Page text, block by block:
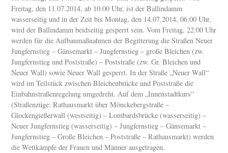
Freitag, den 11.07.2014, ab 10:00 Uhr, ist der Ballindamm
wasserseitig und in der Zeit bis Montag, den 14.07.2014, 06:00 Uhr,
wird der Ballindamm beidseitig gesperrt sein. Vom Freitag, 22:00 Uhr
werden für die Aufbaumaßnahmen der Begitterung die Straßen Neuer
Jungfernstieg – Gänsemarkt – Jungfernstieg – große Bleichen (zw.
Jungfernstieg und Poststraße) – Poststraße (zw. Gr. Bleichen und
Neuer Wall) sowie Neuer Wall gesperrt. In der Straße „Neuer Wall“
wird im Teilstück zwischen Bleichenbrücke und Poststraße die
Einbahnstraßenregelung umgedreht. Auf dem „Innenstadtkurs“
(Straßenzüge: Rathausmarkt über Mönckebergstraße –
Glockengießerwall (westseitig) – Lombardsbrücke (wasserseitig) –
Neuer Jungfernstieg (wasserseitig) – Jungfernstieg – Gänsemarkt –
Jungfernstieg – Große Bleichen – Poststraße – Rathausmarkt) werden
die Wettkämpfe der Frauen und Männer ausgetragen.